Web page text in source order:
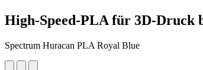
High-Speed-PLA für 3D-Druck
Spectrum Huracan PLA Royal Blue